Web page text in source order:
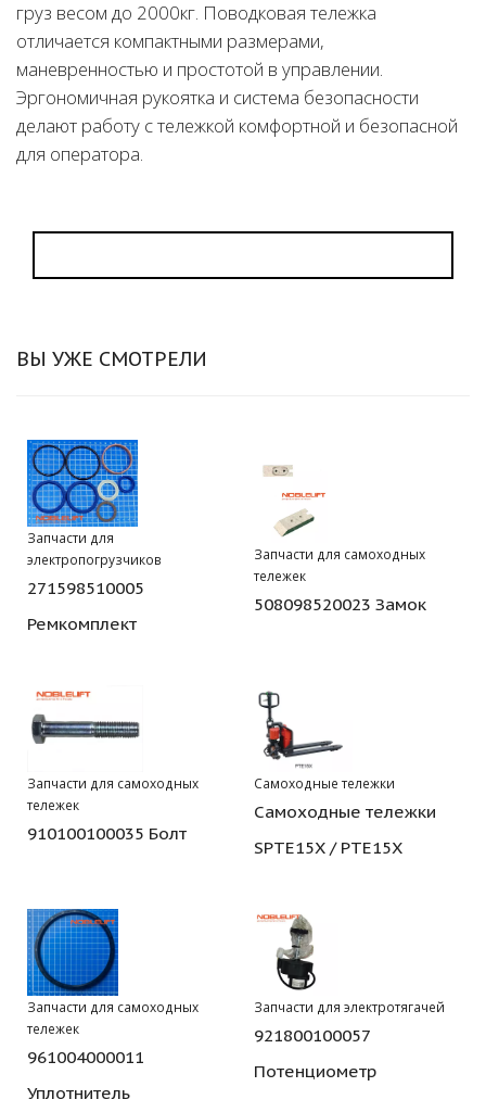
груз весом до 2000кг. Поводковая тележка
отличается компактными размерами,
маневренностью и простотой в управлении.
Эргономичная рукоятка и система безопасности
делают работу с тележкой комфортной и безопасной
для оператора.
ВЫ УЖЕ СМОТРЕЛИ
Запчасти для
электропогрузчиков
271598510005
Ремкомплект
Запчасти для самоходных
тележек
508098520023 Замок
Запчасти для самоходных
тележек
910100100035 Болт
Самоходные тележки
Самоходные тележки
SPTE15X / PTE15X
Запчасти для самоходных
тележек
961004000011
Уплотнитель
Запчасти для электротягачей
921800100057
Потенциометр